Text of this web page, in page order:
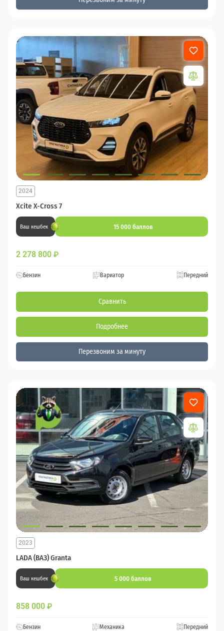
Xcite X-Cross 7
2024
Ваш кешбек 15 000 баллов
2 278 800 ₽
Бензин Вариатор Передний
Сравнить
Подробнее
Перезвоним за минуту
LADA (ВАЗ) Granta
2023
Ваш кешбек 5 000 баллов
858 000 ₽
Бензин Механика Передний